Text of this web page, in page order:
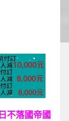
不落國帝國